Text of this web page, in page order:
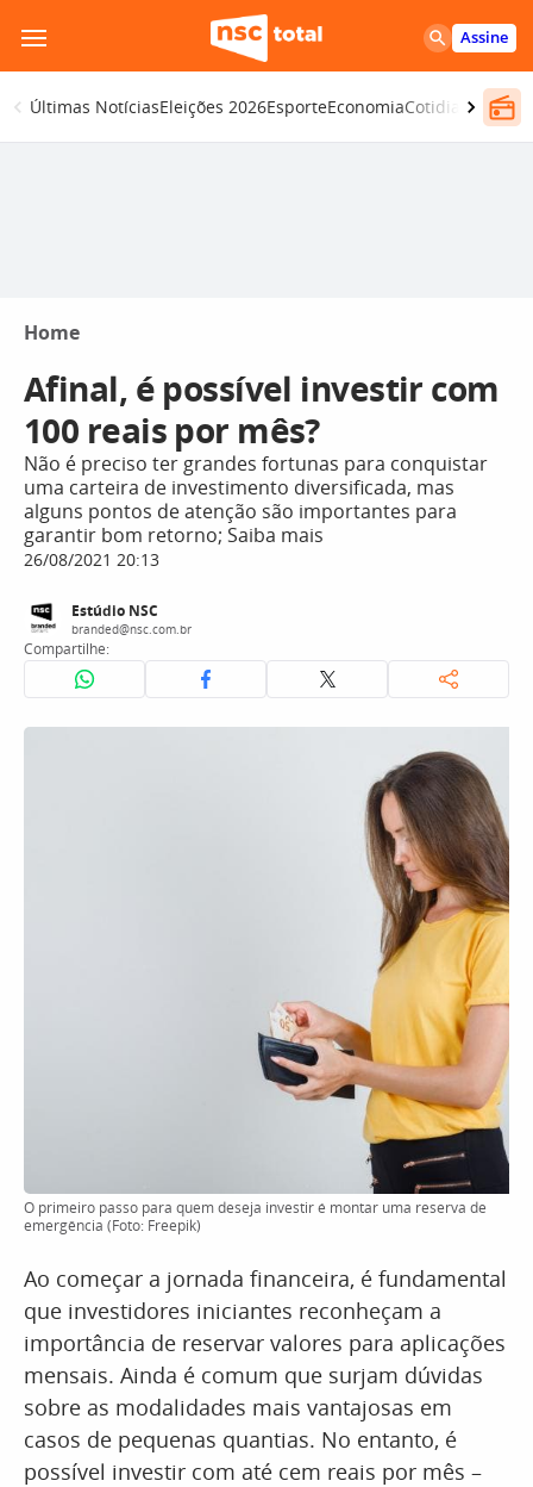
para
o
conteúdo
Assine
Últimas NotíciasEleições 2026EsporteEconomiaCotidiano
Home
Afinal, é possível investir com
100 reais por mês?
Não é preciso ter grandes fortunas para conquistar
uma carteira de investimento diversificada, mas
alguns pontos de atenção são importantes para
garantir bom retorno; Saiba mais
26/08/2021 20:13
Estúdio NSC
branded@nsc.com.br
Compartilhe:
O primeiro passo para quem deseja investir é montar uma reserva de
emergência (Foto: Freepik)
Ao começar a jornada financeira, é fundamental
que investidores iniciantes reconheçam a
importância de reservar valores para aplicações
mensais. Ainda é comum que surjam dúvidas
sobre as modalidades mais vantajosas em
casos de pequenas quantias. No entanto, é
possível investir com até cem reais por mês –